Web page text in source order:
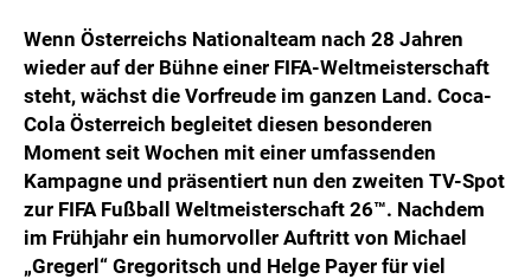
LOGOS
COCA COLA
PRESSEKONTAKT
Wenn Österreichs Nationalteam nach 28 Jahren
wieder auf der Bühne einer FIFA-Weltmeisterschaft
steht, wächst die Vorfreude im ganzen Land. Coca-
Cola Österreich begleitet diesen besonderen
Moment seit Wochen mit einer umfassenden
Kampagne und präsentiert nun den zweiten TV-Spot
zur FIFA Fußball Weltmeisterschaft 26™. Nachdem
im Frühjahr ein humorvoller Auftritt von Michael
„Gregerl“ Gregoritsch und Helge Payer für viel